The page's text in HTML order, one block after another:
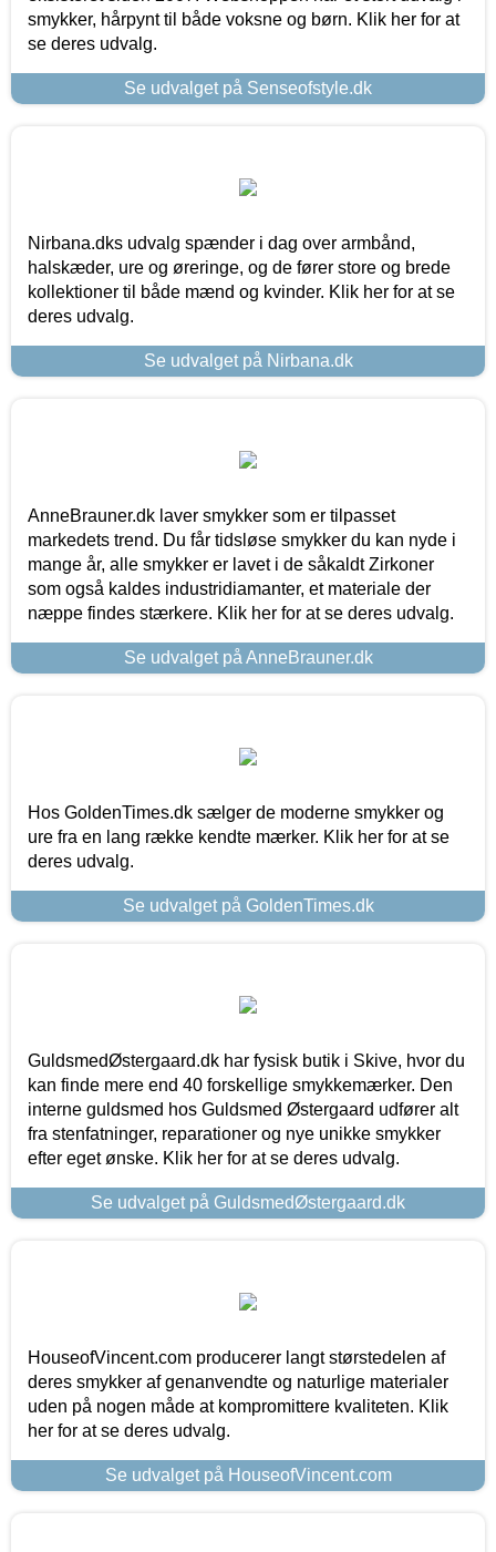
smykker, hårpynt til både voksne og børn. Klik her for at
se deres udvalg.
Se udvalget på Senseofstyle.dk
Nirbana.dks udvalg spænder i dag over armbånd,
halskæder, ure og øreringe, og de fører store og brede
kollektioner til både mænd og kvinder. Klik her for at se
deres udvalg.
Se udvalget på Nirbana.dk
AnneBrauner.dk laver smykker som er tilpasset
markedets trend. Du får tidsløse smykker du kan nyde i
mange år, alle smykker er lavet i de såkaldt Zirkoner
som også kaldes industridiamanter, et materiale der
næppe findes stærkere. Klik her for at se deres udvalg.
Se udvalget på AnneBrauner.dk
Hos GoldenTimes.dk sælger de moderne smykker og
ure fra en lang række kendte mærker. Klik her for at se
deres udvalg.
Se udvalget på GoldenTimes.dk
GuldsmedØstergaard.dk har fysisk butik i Skive, hvor du
kan finde mere end 40 forskellige smykkemærker. Den
interne guldsmed hos Guldsmed Østergaard udfører alt
fra stenfatninger, reparationer og nye unikke smykker
efter eget ønske. Klik her for at se deres udvalg.
Se udvalget på GuldsmedØstergaard.dk
HouseofVincent.com producerer langt størstedelen af
deres smykker af genanvendte og naturlige materialer
uden på nogen måde at kompromittere kvaliteten. Klik
her for at se deres udvalg.
Se udvalget på HouseofVincent.com